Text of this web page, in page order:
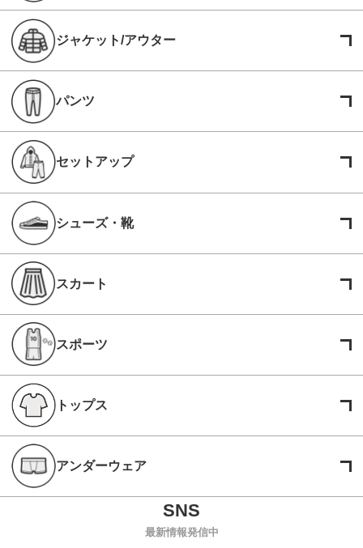
ジャケット/アウター
パンツ
セットアップ
シューズ・靴
スカート
スポーツ
トップス
アンダーウェア
最新情報発信中